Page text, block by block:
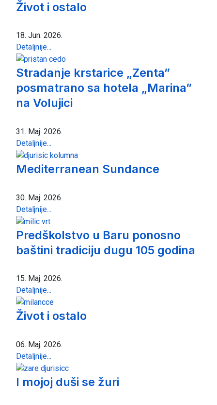
Život i ostalo
18. Jun. 2026.
Detaljnije...
Stradanje krstarice „Zenta”
posmatrano sa hotela „Marina”
na Volujici
31. Maj. 2026.
Detaljnije...
Mediterranean Sundance
30. Maj. 2026.
Detaljnije...
Predškolstvo u Baru ponosno
baštini tradiciju dugu 105 godina
15. Maj. 2026.
Detaljnije...
Život i ostalo
06. Maj. 2026.
Detaljnije...
I mojoj duši se žuri